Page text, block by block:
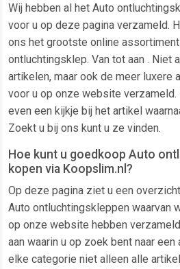
Wij hebben al het Auto
voor u op deze pagina verzameld.
ons het grootste online assortiment
ontluchtingsklep. Van tot aan . Niet
artikelen, maar ook de meer luxere
voor u op onze website
even een kijkje bij het artikel
Zoekt u bij ons kunt u ze vinden.
Hoe kunt u goedkoop Auto
kopen via Koopslim.nl?
Op deze pagina ziet u een
Auto ontluchtingskleppen waarvan
op onze website hebben
aan waarin u op zoek bent naar een
elke categorie niet alleen alle